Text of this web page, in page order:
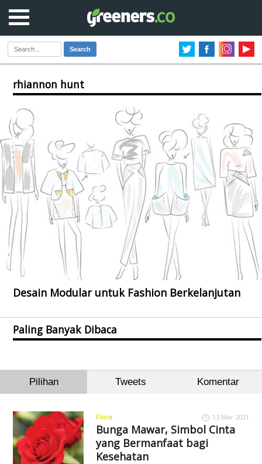
Search
rhiannon hunt
Desain Modular untuk Fashion Berkelanjutan
Paling Banyak Dibaca
Pilihan Tweets Komentar
Flora 13 Mar 2021
Bunga Mawar, Simbol Cinta
yang Bermanfaat bagi
Kesehatan